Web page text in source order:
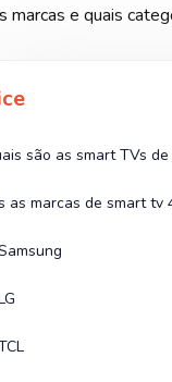
marcas e quais
são as smart TVs
as marcas de smart tv